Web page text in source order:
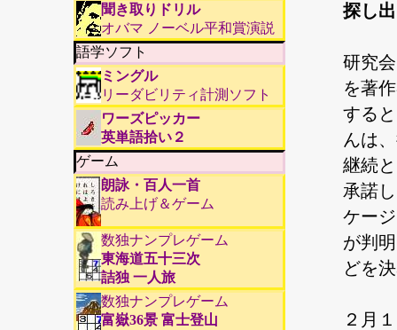
聞き取りドリル
オバマ ノーベル平和賞演説
語学ソフト
ミングル
リーダビリティ計測ソフト
ワーズピッカー
英単語拾い２
ゲーム
朗詠・百人一首
読み上げ＆ゲーム
数独ナンプレゲーム
東海道五十三次
詰独 一人旅
数独ナンプレゲーム
富嶽36景 富士登山
探し
研究
を著
する
んは
継続
承諾
ケー
が判
どを
２月